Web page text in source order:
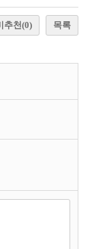
추천(0) 목록